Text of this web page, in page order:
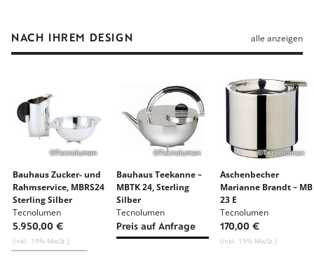
NACH IHREM DESIGN alle anzeigen
©Tecnolumen
Bauhaus Zucker- und
Rahmservice, MBRS24
Sterling Silber
Tecnolumen
5.950,00 €
(inkl. 19% MwSt.)
©Tecnolumen
Bauhaus Teekanne –
MBTK 24, Sterling
Silber
Tecnolumen
Preis auf Anfrage
©Tecnolumen
Aschenbecher
Marianne Brandt – MB
23 E
Tecnolumen
170,00 €
(inkl. 19% MwSt.)